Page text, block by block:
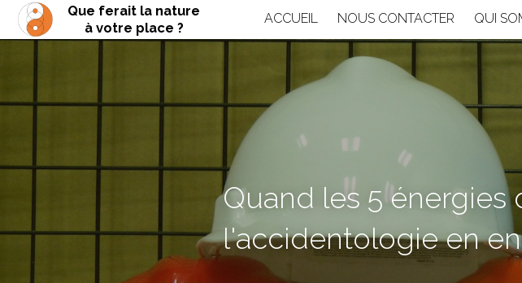
Que ferait la nature
à votre place ?
ACCUEIL NOUS CONTACTER QUI
Quand les 5
l'accidentologie en